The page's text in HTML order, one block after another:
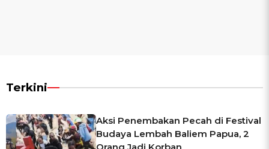
Terkini
Aksi Penembakan Pecah di Festival
Budaya Lembah Baliem Papua, 2